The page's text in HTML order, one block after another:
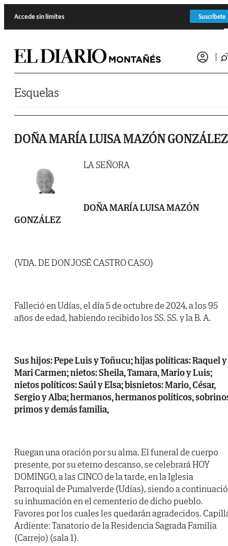
Accede sin límites Suscríbete
Esquelas
DOÑA MARÍA LUISA MAZÓN GONZÁLEZ
LA SEÑORA
DOÑA MARÍA LUISA MAZÓN
GONZÁLEZ
(VDA. DE DON JOSÉ CASTRO CASO)
Falleció en Udías, el día 5 de octubre de 2024, a los 95
años de edad, habiendo recibido los SS. SS. y la B. A.
Sus hijos: Pepe Luis y Toñucu; hijas políticas: Raquel y
Mari Carmen; nietos: Sheila, Tamara, Mario y Luis;
nietos políticos: Saúl y Elsa; bisnietos: Mario, César,
Sergio y Alba; hermanos, hermanos políticos,
primos y demás familia,
Ruegan una oración por su alma. El funeral de cuerpo
presente, por su eterno descanso, se celebrará HOY
DOMINGO, a las CINCO de la tarde, en la Iglesia
Parroquial de Pumalverde (Udías), siendo a
su inhumación en el cementerio de dicho pueblo.
Favores por los cuales les quedarán agradecidos.
Ardiente: Tanatorio de la Residencia Sagrada Familia
(Carrejo) (sala 1).